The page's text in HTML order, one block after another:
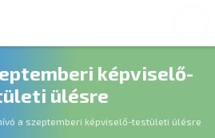
képviselő-
ülésre
a szeptemberi képviselő-testületi ülésre